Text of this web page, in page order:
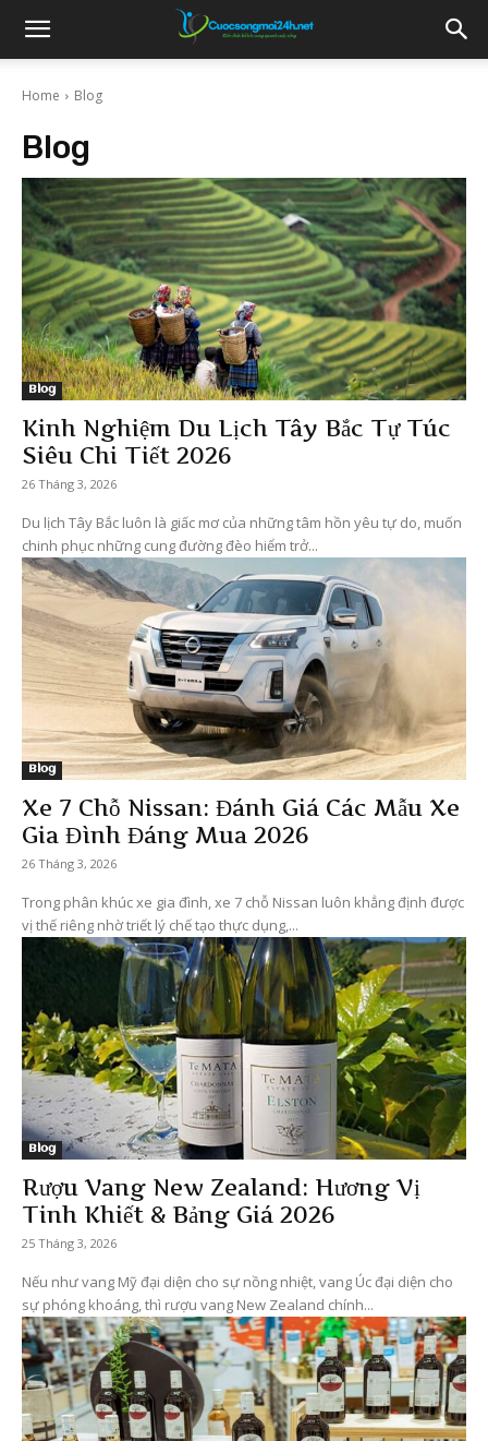
Home Blog
Blog
Blog
Kinh Nghiệm Du Lịch Tây Bắc Tự Túc
Siêu Chi Tiết 2026
26 Tháng 3, 2026
Du lịch Tây Bắc luôn là giấc mơ của những tâm hồn yêu tự do, muốn
chinh phục những cung đường đèo hiểm trở...
Blog
Xe 7 Chỗ Nissan: Đánh Giá Các Mẫu Xe
Gia Đình Đáng Mua 2026
26 Tháng 3, 2026
Trong phân khúc xe gia đình, xe 7 chỗ Nissan luôn khẳng định được
vị thế riêng nhờ triết lý chế tạo thực dụng,...
Blog
Rượu Vang New Zealand: Hương Vị
Tinh Khiết & Bảng Giá 2026
25 Tháng 3, 2026
Nếu như vang Mỹ đại diện cho sự nồng nhiệt, vang Úc đại diện cho
sự phóng khoáng, thì rượu vang New Zealand chính...